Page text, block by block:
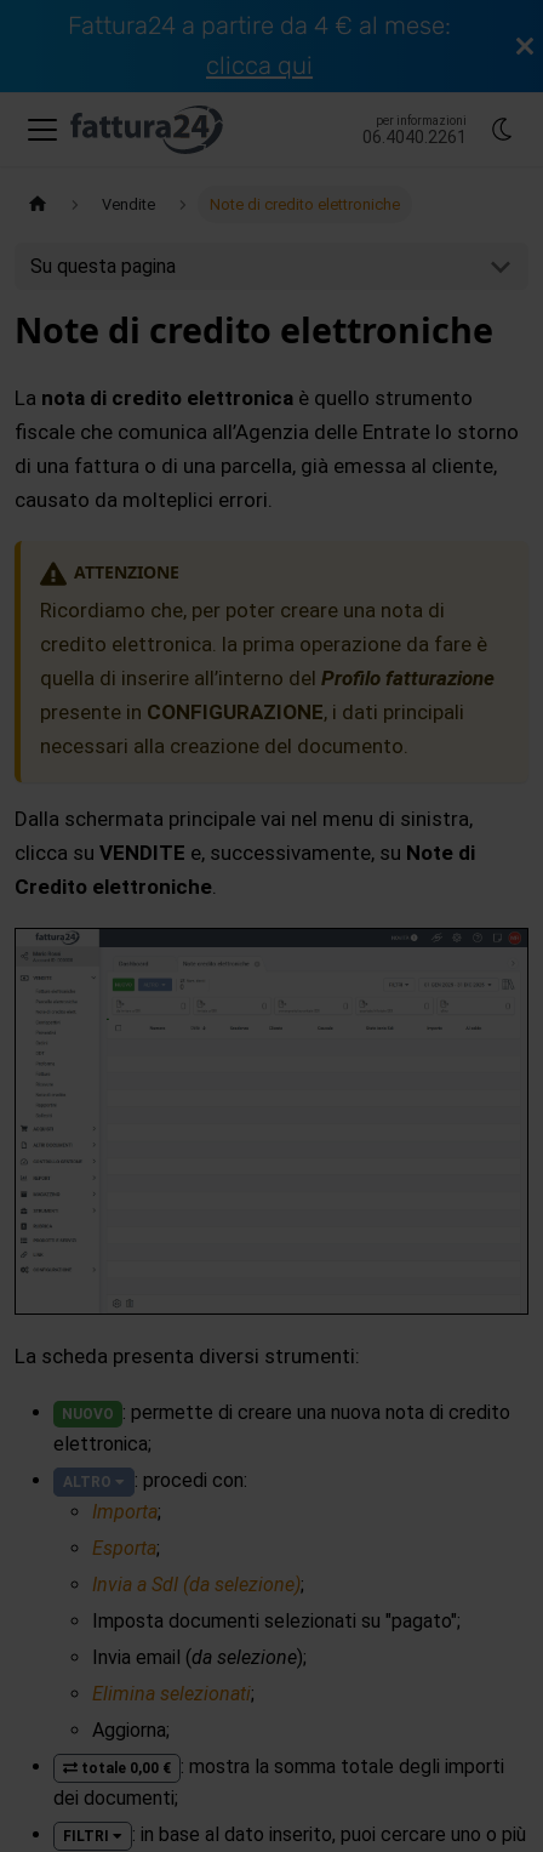
Fattura24 a partire da 4 € al mese:
clicca qui
per informazioni
06.4040.2261
Vendite Note di credito elettroniche
Su questa pagina
Note di credito elettroniche
La nota di credito elettronica è quello strumento
fiscale che comunica all’Agenzia delle Entrate lo storno
di una fattura o di una parcella, già emessa al cliente,
causato da molteplici errori.
ATTENZIONE
Ricordiamo che, per poter creare una nota di
credito elettronica. la prima operazione da fare è
quella di inserire all’interno del Profilo fatturazione
presente in CONFIGURAZIONE, i dati principali
necessari alla creazione del documento.
Dalla schermata principale vai nel menu di sinistra,
clicca su VENDITE e, successivamente, su Note di
Credito elettroniche.
La scheda presenta diversi strumenti:
NUOVO
: permette di creare una nuova nota di credito
elettronica;
ALTRO
: procedi con:
Importa;
Esporta;
Invia a SdI (da selezione);
Imposta documenti selezionati su "pagato";
Invia email (da selezione);
Elimina selezionati;
Aggiorna;
totale 0,00 €
: mostra la somma totale degli importi
dei documenti;
FILTRI
: in base al dato inserito, puoi cercare uno o più